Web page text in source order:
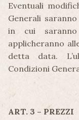
Eventuali
Generali
in cui
applicheranno
detta data.
Condizioni
ART. 3 – PREZZI